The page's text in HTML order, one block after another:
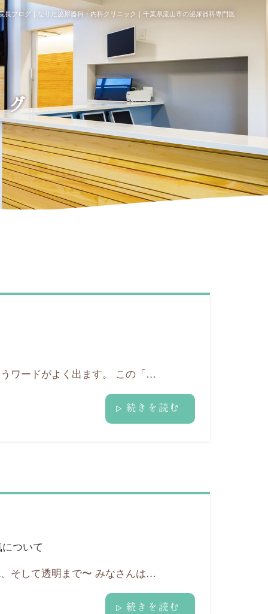
長ブログ｜なりた泌尿器科・内科クリニック｜千葉県流山市の泌尿器科専門医
グ
ワードがよく出ます。 この「…
続きを読む
ついて
そして透明まで〜 みなさんは…
続きを読む